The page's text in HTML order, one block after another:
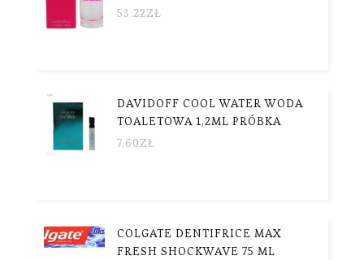
53.22ZŁ
DAVIDOFF COOL WATER WODA
TOALETOWA 1,2ML PRÓBKA
7.60ZŁ
COLGATE DENTIFRICE MAX
FRESH SHOCKWAVE 75 ML